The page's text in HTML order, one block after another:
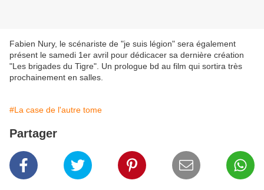
Fabien Nury, le scénariste de "je suis légion" sera également
présent le samedi 1er avril pour dédicacer sa dernière création
"Les brigades du Tigre". Un prologue bd au film qui sortira très
prochainement en salles.
#La case de l'autre tome
Partager